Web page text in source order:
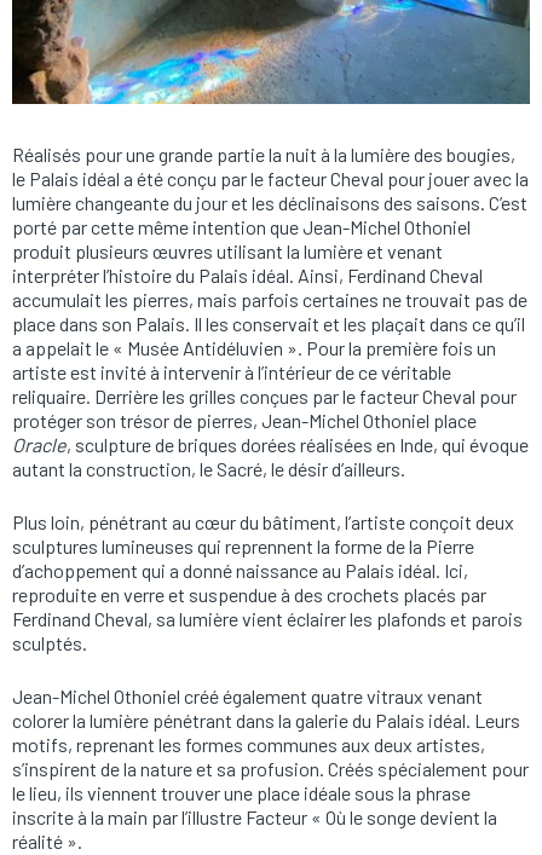
Réalisés pour une grande partie la nuit à la lumière des bougies,
le Palais idéal a été conçu par le facteur Cheval pour jouer avec la
lumière changeante du jour et les déclinaisons des saisons. C’est
porté par cette même intention que Jean-Michel Othoniel
produit plusieurs œuvres utilisant la lumière et venant
interpréter l’histoire du Palais idéal. Ainsi, Ferdinand Cheval
accumulait les pierres, mais parfois certaines ne trouvait pas de
place dans son Palais. Il les conservait et les plaçait dans ce qu’il
a appelait le « Musée Antidéluvien ». Pour la première fois un
artiste est invité à intervenir à l’intérieur de ce véritable
reliquaire. Derrière les grilles conçues par le facteur Cheval pour
protéger son trésor de pierres, Jean-Michel Othoniel place
Oracle, sculpture de briques dorées réalisées en Inde, qui évoque
autant la construction, le Sacré, le désir d’ailleurs.
Plus loin, pénétrant au cœur du bâtiment, l’artiste conçoit deux
sculptures lumineuses qui reprennent la forme de la Pierre
d’achoppement qui a donné naissance au Palais idéal. Ici,
reproduite en verre et suspendue à des crochets placés par
Ferdinand Cheval, sa lumière vient éclairer les plafonds et parois
sculptés.
Jean-Michel Othoniel créé également quatre vitraux venant
colorer la lumière pénétrant dans la galerie du Palais idéal. Leurs
motifs, reprenant les formes communes aux deux artistes,
s’inspirent de la nature et sa profusion. Créés spécialement pour
le lieu, ils viennent trouver une place idéale sous la phrase
inscrite à la main par l’illustre Facteur « Où le songe devient la
réalité ».